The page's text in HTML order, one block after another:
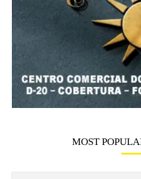
MOST